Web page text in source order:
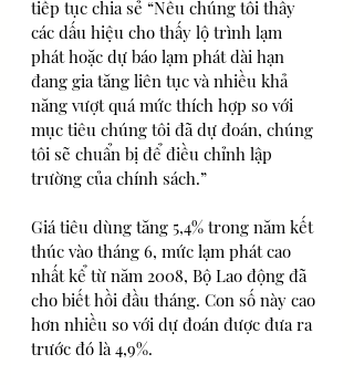
tiếp tục chia sẻ “Nếu chúng tôi thấy
các dấu hiệu cho thấy lộ trình lạm
phát hoặc dự báo lạm phát dài hạn
đang gia tăng liên tục và nhiều khả
năng vượt quá mức thích hợp so với
mục tiêu chúng tôi đã dự đoán, chúng
tôi sẽ chuẩn bị để điều chỉnh lập
trường của chính sách.”
Giá tiêu dùng tăng 5,4% trong năm kết
thúc vào tháng 6, mức lạm phát cao
nhất kể từ năm 2008, Bộ Lao động đã
cho biết hồi đầu tháng. Con số này cao
hơn nhiều so với dự đoán được đưa ra
trước đó là 4,9%.